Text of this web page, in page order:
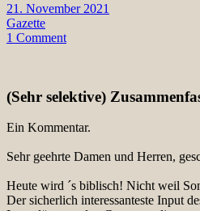
21. November 2021
Gazette
1 Comment
(Sehr selektive)
Ein Kommentar.
Sehr geehrte Damen und Herren,
Heute wird ´s biblisch! Nicht weil
Der sicherlich interessanteste Input